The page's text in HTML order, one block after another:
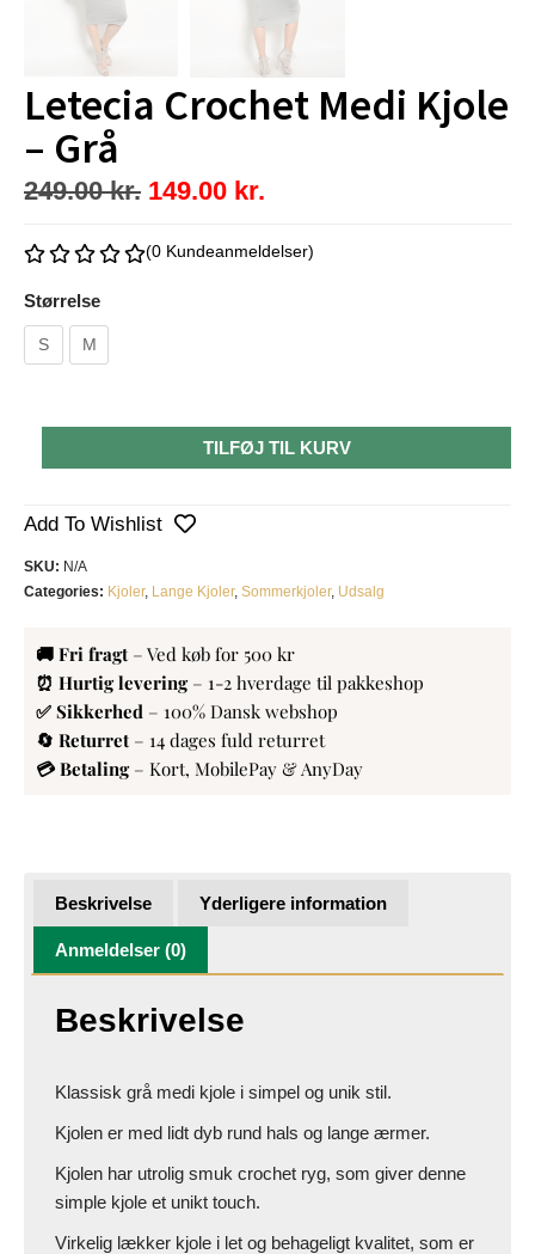
Letecia Crochet Medi Kjole
– Grå
249.00kr. 149.00 kr.
(0 Kundeanmeldelser)
Størrelse
S M
TILFØJ TIL KURV
Add To Wishlist
SKU: N/A
Categories: Kjoler, Lange Kjoler, Sommerkjoler, Udsalg
🚚 Fri fragt – Ved køb for 500 kr
⏰ Hurtig levering – 1-2 hverdage til pakkeshop
✅ Sikkerhed – 100% Dansk webshop
🔄 Returret – 14 dages fuld returret
💳 Betaling – Kort, MobilePay & AnyDay
Beskrivelse Yderligere information
Anmeldelser (0)
Beskrivelse
Klassisk grå medi kjole i simpel og unik stil.
Kjolen er med lidt dyb rund hals og lange ærmer.
Kjolen har utrolig smuk crochet ryg, som giver denne
simple kjole et unikt touch.
Virkelig lækker kjole i let og behageligt kvalitet, som er